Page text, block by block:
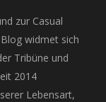
zur Casual
widmet sich
Tribüne und
2014
Lebensart,